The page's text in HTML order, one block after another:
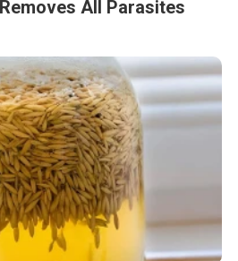
All The Worms In The